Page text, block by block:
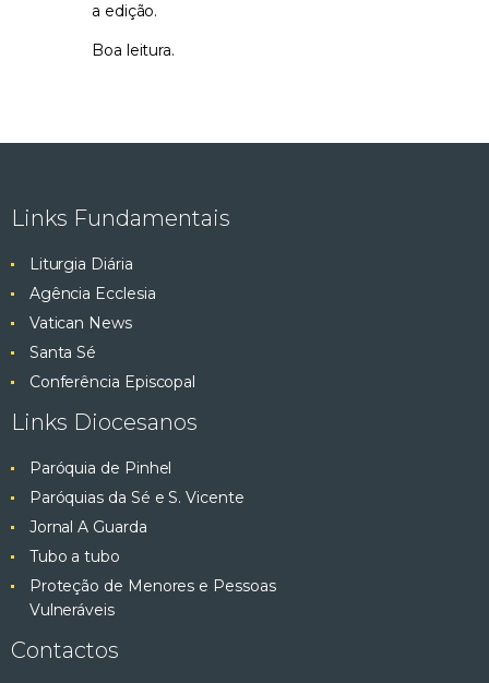
a edição.
Boa leitura.
Links Fundamentais
Liturgia Diária
Agência Ecclesia
Vatican News
Santa Sé
Conferência Episcopal
Links Diocesanos
Paróquia de Pinhel
Paróquias da Sé e S. Vicente
Jornal A Guarda
Tubo a tubo
Proteção de Menores e Pessoas
Vulneráveis
Contactos